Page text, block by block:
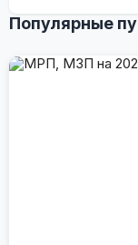
Популярные